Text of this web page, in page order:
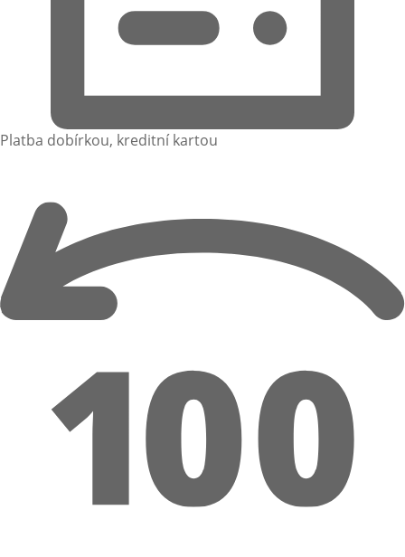
Platba dobírkou, kreditní kartou